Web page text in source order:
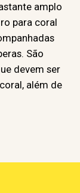
amplo
para coral
São
devem ser
além de